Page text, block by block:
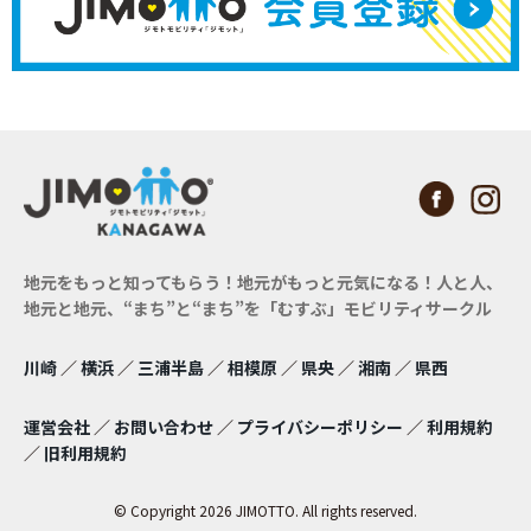
地元をもっと知ってもらう！地元がもっと元気になる！ 人と人、
地元と地元、“まち”と“まち”を「むすぶ」モビリティサークル
川崎 ／横浜 ／ 三浦半島 ／相模原 ／ 県央 ／湘南 ／ 県西
運営会社 ／ お問い合わせ ／ プライバシーポリシー ／利用規約
／ 旧利用規約
© Copyright 2026 JIMOTTO. All rights reserved.